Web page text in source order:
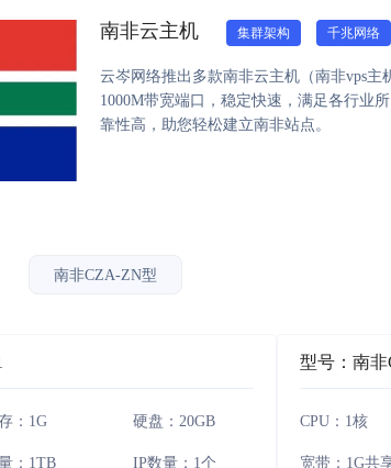
南非云主机 集群架构 千兆网络
云岑网络推出多款南非云主机（南非vps
1000M带宽端口，稳定快速，满足各行业
靠性高，助您轻松建立南非站点。
南非CZA-ZN型
：1G 硬盘：20GB
：1TB IP数量：1个
型号：南
CPU：1核
宽带：1G共